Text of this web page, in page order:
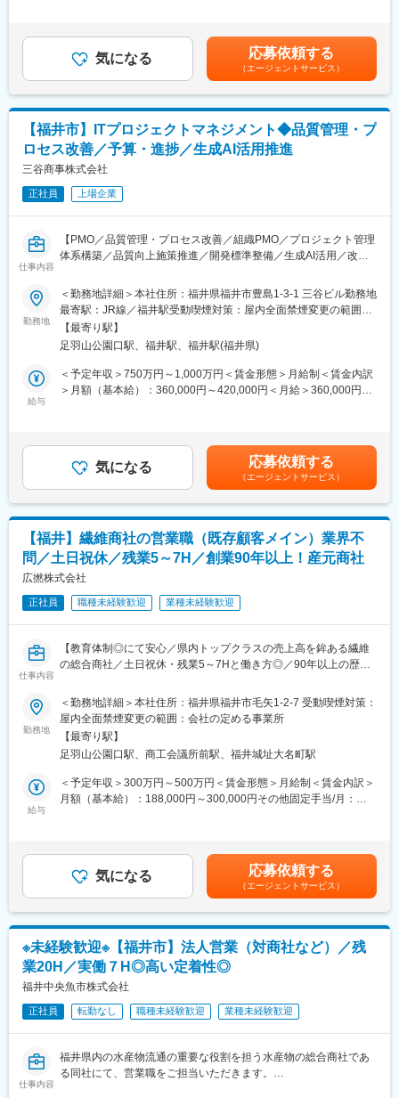
・創業115年、福井の地に根差した企業だからこそ県内での知名
度は高く、培った実績からお客様からの厚い信頼をいただいてお
理能力を持ち合わせております。電気に関することはトータルで
対応可能な点も同社の魅力です。
■同社の評価制度
・給与…等級別の人事制度に基づいて決定。
・賞与…業績評価制度に基づいて決定。上司の主観に左右される
判断基準や査定内容が曖昧な評価を排除し、実績・実力に応じて
公正に評価されています。半期に一度、ご自身で目標をかかげ、
上司と面談して具体的な実行プランを考え実施していただきま
す。
件の見積作成と原価計算、図面作成、必要に応じた現場確認など
を行います。
・図面をもとに、積算データの入力
・各種計算書の作成
・必要に応じて、現場確認作業
■設計する建物：
病院、銀行、工場、官公庁の施設など様々で、案件の規模も幅広
いです。
（1）電設事業部：官公庁・民間の新築案件
（2）産電事業部：工場の改修工事
★事務所内での内勤メインの作業になります。各事業部から案件
■当ポジションのミッション：
・営業・施工管理と連携し、設計・積算を基に工事を進めるた
め、正確な作業が求められる重要なポジションになります。
■配属組織：エンジニアリングセンター配属：3名
（センター長40代/40代女性1名/30代女性）
度は高く、培った実績からお客様からの厚い信頼をいただいてお
ります。（官公庁物件や大型施設等の物件を数多く施工しており
ます）
・電気のプロフェッショナルとして、高い施工品質技術と施工管
理能力を持ち合わせております。電気に関することはトータルで
対応可能な点も同社の魅力であり、評価をされているポイントで
す。
■同社の評価制度
・給与…等級別の人事制度に基づいて決定。
公正に評価されています。半期に一度、ご自身で目標をかかげ、
上司と面談して具体的な実行プランを考え実施していただきま
月・12月）／計2.2ヶ月分（前年度実績）■資格手当：～４８，０
００円賃金はあくまでも目安の金額であり、選考を通じて上下す
る可能性があります。月給(月額)は固定手当を含めた表記です。
気になる 応募依頼する
（エージェントサービス）
【福井市】ITプロジェクトマネジメント◆品質管理・プ
ロセス改善／予算・進捗／生成AI活用推進
三谷商事株式会社
正社員 上場企業
仕事内容
【PMO／品質管理・プロセス改善／組織PMO／プロジェクト管理
体系構築／品質向上施策推進／開発標準整備／生成AI活用／改善
システム開発・保守・運用プロジェクトの品質向上を支えるPMO
ポジションです。組織全体のプロジェクト管理体系づくりや改善
活動に携わり、関係者と連携しながら継続的な品質向上を推進し
ます。プロジェクト管理経験を活かし、専門性を深めながら組織
変革にも関わりたい方に適した環境です。
■業務内容
築、運用、改善です。
具体的には、開発・保守・運用プロセスの改善、開発標準や技術
す。テーマは経験や専門性、志向を踏まえて決定されます。
業務では、プロジェクトで発生する課題や運用状況を整理し、関
係者と調整しながら改善施策の実行を支援します。また、品質管
理やプロセス改善の観点から組織横断で活動するため、開発部門
や運用部門など多様な関係者との連携が求められます。チームで
協調して目標達成を目指しながら、自ら知識やスキルを高めてい
く姿勢が期待されています。
■業務の魅力
善に関われる点が特徴です。品質マネジメントやITサービスマネ
ジメントの知識を活かしながら、専門領域を深めることができま
す。また、生成AI活用など新しい取り組みに関与できる機会があ
ります。
■キャリアパス
CMMIやITILを活用したプロセス改善、品質マネジメントシステム
■本ポジションはシステム開発・保守・運用プロジェクトの品質と
顧客満足向上を担う組織PMOの募集です。プロジェクト管理と品
質向上の両面から組織へ貢献できる環境が用意されています。
変更の範囲：会社の定める業務
勤務地
＜勤務地詳細＞本社住所：福井県福井市豊島1-3-1 三谷ビル勤務地
最寄駅：JR線／福井駅受動喫煙対策：屋内全面禁煙変更の範囲：
会社の定める事業所
【最寄り駅】
足羽山公園口駅、福井駅、福井駅(福井県)
給与
＜予定年収＞750万円～1,000万円＜賃金形態＞月給制＜賃金内訳
＞月額（基本給）：360,000円～420,000円＜月給＞360,000円～
以外の社員は残業代支給です。賃金はあくまでも目安の金額であ
り、選考を通じて上下する可能性があります。月給(月額)は固定手
当を含めた表記です。
気になる 応募依頼する
（エージェントサービス）
【福井】繊維商社の営業職（既存顧客メイン）業界不
問／土日祝休／残業5～7H／創業90年以上！産元商社
広撚株式会社
正社員 職種未経験歓迎 業種未経験歓迎
仕事内容
【教育体制◎にて安心／県内トップクラスの売上高を鉾ある繊維
の総合商社／土日祝休・残業5～7Hと働き方◎／90年以上の歴
90年以上の歴史をもつ繊維の総合企業である当社にて、営業総合
職として活躍いただきます。
■具体的には：
・福井産地での生産管理および出張販売による営業活動（国内
外）
売および展示会への参加など
※幅広い業務に携わっていただきます。
※経験を積んでいただいたのちに、新規開拓もお任せしていきます
・担当顧客数：５～２０社
・担当エリア：東京、大阪、名古屋（年に多くて２回程、海外出
張の可能性があります。）
・訪問/出張頻度：週１～２回程度
・目標値について：個人目標面接シートおよび各課の年度計画
（営業計画）があります
※がんばりや成果は、昇給・賞与にしっかりと反映される仕組みに
なっております
・移動手段：社用車、公共交通機関
勤務地
＜勤務地詳細＞本社住所：福井県福井市毛矢1-2-7 受動喫煙対策：
屋内全面禁煙変更の範囲：会社の定める事業所
【最寄り駅】
足羽山公園口駅、商工会議所前駅、福井城址大名町駅
給与
＜予定年収＞300万円～500万円＜賃金形態＞月給制＜賃金内訳＞
月額（基本給）：188,000円～300,000円その他固定手当/月：
額であり、選考を通じて上下する可能性があります。月給(月額)は
固定手当を含めた表記です。
気になる 応募依頼する
（エージェントサービス）
※未経験歓迎※【福井市】法人営業（対商社など）／残
業20H／実働７H◎高い定着性◎
福井中央魚市株式会社
正社員 転勤なし 職種未経験歓迎 業種未経験歓迎
仕事内容
福井県内の水産物流通の重要な役割を担う水産物の総合商社であ
る同社にて、営業職をご担当いただきます。